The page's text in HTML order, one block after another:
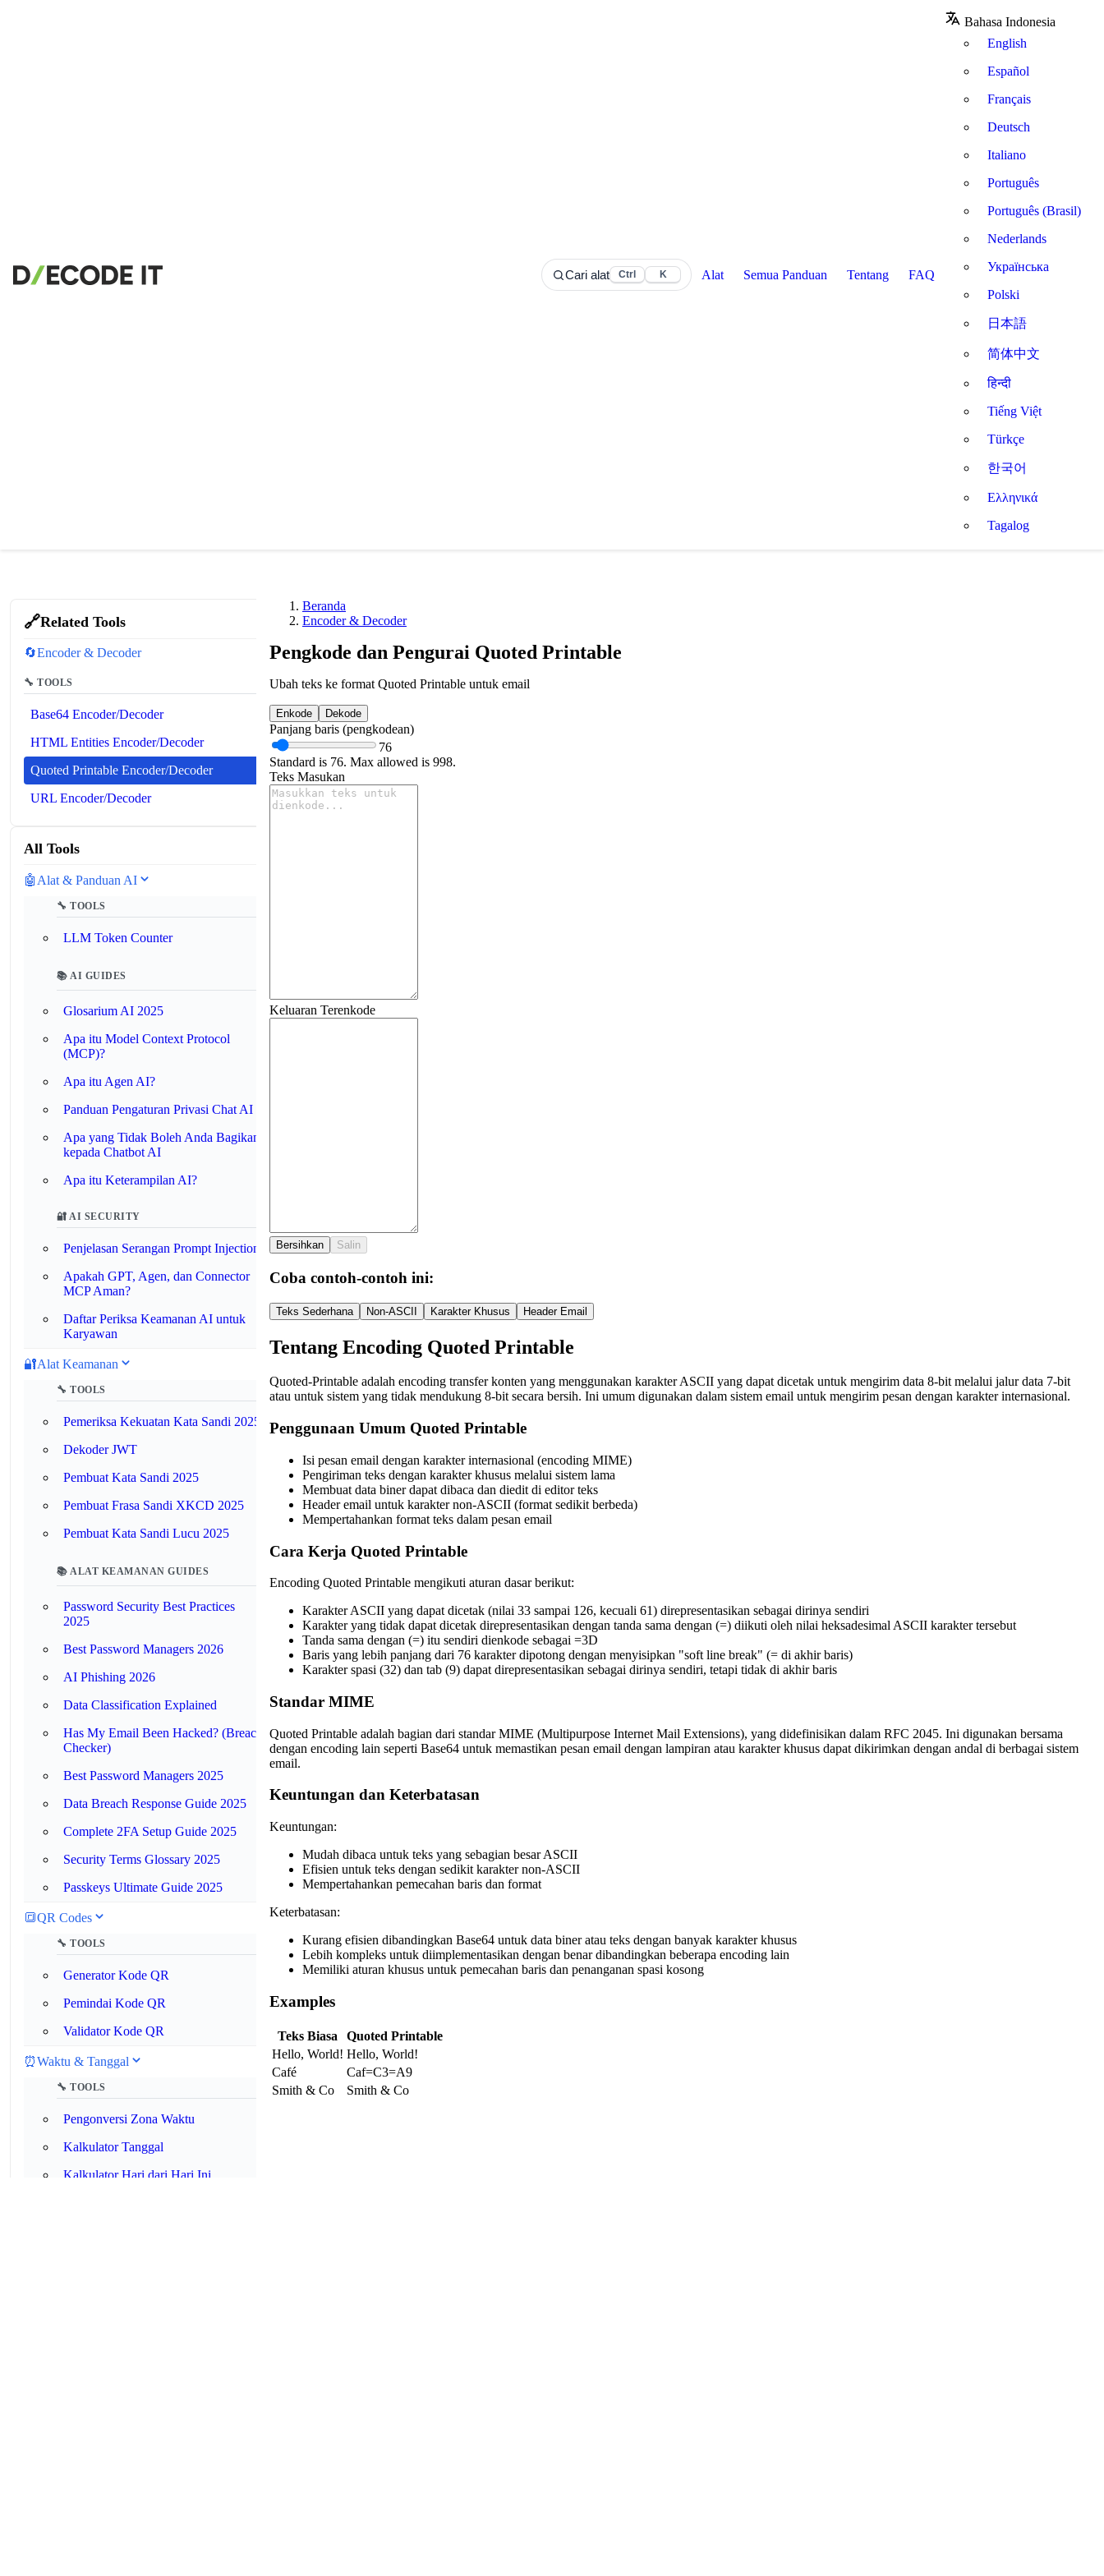
Cari alat Ctrl K Alat Semua Panduan Tentang FAQ
Bahasa Indonesia
English
Español
Français
Deutsch
Italiano
Português
Português (Brasil)
Nederlands
Українська
Polski
日本語
简体中文
हिन्दी
Tiếng Việt
Türkçe
한국어
Ελληνικά
Tagalog
🔗Related Tools
🔄Encoder & Decoder
🔧 TOOLS
Base64 Encoder/Decoder
HTML Entities Encoder/Decoder
Quoted Printable Encoder/Decoder
URL Encoder/Decoder
All Tools
🤖 Alat & Panduan AI
🔧 TOOLS
LLM Token Counter
📚 AI GUIDES
Glosarium AI 2025
Apa itu Model Context Protocol
(MCP)?
Apa itu Agen AI?
Panduan Pengaturan Privasi Chat AI
Apa yang Tidak Boleh Anda Bagikan
kepada Chatbot AI
Apa itu Keterampilan AI?
🔐 AI SECURITY
Penjelasan Serangan Prompt Injection
Apakah GPT, Agen, dan Connector
MCP Aman?
Daftar Periksa Keamanan AI untuk
Karyawan
🔐Alat Keamanan
🔧 TOOLS
Pemeriksa Kekuatan Kata Sandi 2025
Dekoder JWT
Pembuat Kata Sandi 2025
Pembuat Frasa Sandi XKCD 2025
Pembuat Kata Sandi Lucu 2025
📚 ALAT KEAMANAN GUIDES
Password Security Best Practices
2025
Best Password Managers 2026
AI Phishing 2026
Data Classification Explained
Has My Email Been Hacked? (Breach
Checker)
Best Password Managers 2025
Data Breach Response Guide 2025
Complete 2FA Setup Guide 2025
Security Terms Glossary 2025
Passkeys Ultimate Guide 2025
🔳QR Codes
🔧 TOOLS
Generator Kode QR
Pemindai Kode QR
Validator Kode QR
⏰Waktu & Tanggal
🔧 TOOLS
Pengonversi Zona Waktu
Kalkulator Tanggal
Kalkulator Hari dari Hari Ini
Beranda
Encoder & Decoder
Pengkode dan Pengurai Quoted Printable
Ubah teks ke format Quoted Printable untuk email
Enkode Dekode
Panjang baris (pengkodean)
76
Standard is 76. Max allowed is 998.
Teks Masukan
Keluaran Terenkode
Bersihkan Salin
Coba contoh-contoh ini:
Teks Sederhana Non-ASCII Karakter Khusus Header Email
Tentang Encoding Quoted Printable
Quoted-Printable adalah encoding transfer konten yang menggunakan karakter ASCII yang dapat dicetak untuk mengirim data 8-bit melalui jalur data 7-bit
atau untuk sistem yang tidak mendukung 8-bit secara bersih. Ini umum digunakan dalam sistem email untuk mengirim pesan dengan karakter internasional.
Penggunaan Umum Quoted Printable
Isi pesan email dengan karakter internasional (encoding MIME)
Pengiriman teks dengan karakter khusus melalui sistem lama
Membuat data biner dapat dibaca dan diedit di editor teks
Header email untuk karakter non-ASCII (format sedikit berbeda)
Mempertahankan format teks dalam pesan email
Cara Kerja Quoted Printable
Encoding Quoted Printable mengikuti aturan dasar berikut:
Karakter ASCII yang dapat dicetak (nilai 33 sampai 126, kecuali 61) direpresentasikan sebagai dirinya sendiri
Karakter yang tidak dapat dicetak direpresentasikan dengan tanda sama dengan (=) diikuti oleh nilai heksadesimal ASCII karakter tersebut
Tanda sama dengan (=) itu sendiri dienkode sebagai =3D
Baris yang lebih panjang dari 76 karakter dipotong dengan menyisipkan "soft line break" (= di akhir baris)
Karakter spasi (32) dan tab (9) dapat direpresentasikan sebagai dirinya sendiri, tetapi tidak di akhir baris
Standar MIME
Quoted Printable adalah bagian dari standar MIME (Multipurpose Internet Mail Extensions), yang didefinisikan dalam RFC 2045. Ini digunakan bersama
dengan encoding lain seperti Base64 untuk memastikan pesan email dengan lampiran atau karakter khusus dapat dikirimkan dengan andal di berbagai sistem
email.
Keuntungan dan Keterbatasan
Keuntungan:
Mudah dibaca untuk teks yang sebagian besar ASCII
Efisien untuk teks dengan sedikit karakter non-ASCII
Mempertahankan pemecahan baris dan format
Keterbatasan:
Kurang efisien dibandingkan Base64 untuk data biner atau teks dengan banyak karakter khusus
Lebih kompleks untuk diimplementasikan dengan benar dibandingkan beberapa encoding lain
Memiliki aturan khusus untuk pemecahan baris dan penanganan spasi kosong
Examples
Teks Biasa
Quoted Printable
Hello, World! Hello, World!
Café
Caf=C3=A9
Smith & Co
Smith & Co